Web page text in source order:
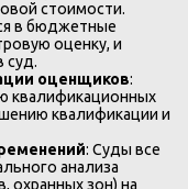
стоимости.
в бюджетные
оценку, и
суд.
оценщиков:
квалификационных
квалификации и
: Суды все
анализа
охранных зон) на